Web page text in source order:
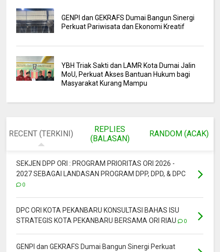
GENPI dan GEKRAFS Dumai Bangun Sinergi
Perkuat Pariwisata dan Ekonomi Kreatif
YBH Triak Sakti dan LAMR Kota Dumai Jalin
MoU, Perkuat Akses Bantuan Hukum bagi
Masyarakat Kurang Mampu
RECENT (TERKINI)
REPLIES
(BALASAN)
RANDOM (ACAK)
SEKJEN DPP ORI : PROGRAM PRIORITAS ORI 2026 -
2027 SEBAGAI LANDASAN PROGRAM DPP, DPD, & DPC
0
DPC ORI KOTA PEKANBARU KONSULTASI BAHAS ISU
STRATEGIS KOTA PEKANBARU BERSAMA ORI RIAU
0
GENPI dan GEKRAFS Dumai Bangun Sinergi Perkuat